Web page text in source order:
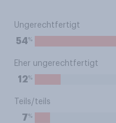
Ungerechtfertigt
54%
Eher ungerechtfertigt
12%
Teils/teils
7%